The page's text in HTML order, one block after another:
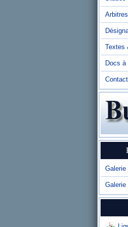
Arbitres
Textes
Docs à
Galerie
Galerie